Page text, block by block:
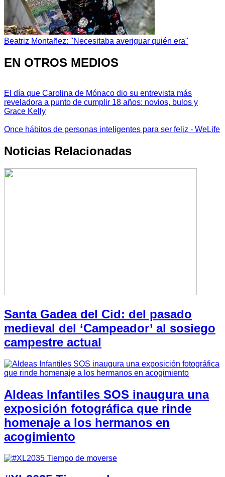
Beatriz Montañez: "Necesitaba averiguar quién era"
EN OTROS MEDIOS
El día que Carolina de Mónaco dio su entrevista más
reveladora a punto de cumplir 18 años: novios, bulos y
Grace Kelly
Once hábitos de personas inteligentes para ser feliz - WeLife
Noticias Relacionadas
Santa Gadea del Cid: del pasado
medieval del ‘Campeador’ al sosiego
campestre actual
Aldeas Infantiles SOS inaugura una
exposición fotográfica que rinde
homenaje a los hermanos en
acogimiento